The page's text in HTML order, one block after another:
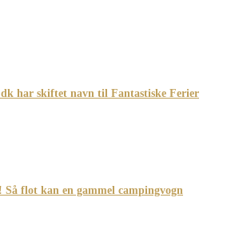
har skiftet navn til Fantastiske Ferier
flot kan en gammel campingvogn